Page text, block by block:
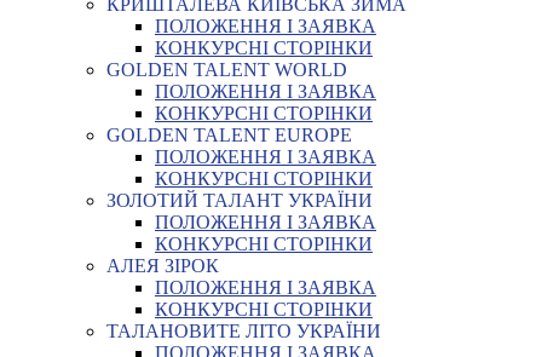
КРИШТАЛЕВА КИЇВСЬКА ЗИМА
ПОЛОЖЕННЯ І ЗАЯВКА
КОНКУРСНІ СТОРІНКИ
GOLDEN TALENT WORLD
ПОЛОЖЕННЯ І ЗАЯВКА
КОНКУРСНІ СТОРІНКИ
GOLDEN TALENT EUROPE
ПОЛОЖЕННЯ І ЗАЯВКА
КОНКУРСНІ СТОРІНКИ
ЗОЛОТИЙ ТАЛАНТ УКРАЇНИ
ПОЛОЖЕННЯ І ЗАЯВКА
КОНКУРСНІ СТОРІНКИ
АЛЕЯ ЗІРОК
ПОЛОЖЕННЯ І ЗАЯВКА
КОНКУРСНІ СТОРІНКИ
ТАЛАНОВИТЕ ЛІТО УКРАЇНИ
ПОЛОЖЕННЯ І ЗАЯВКА